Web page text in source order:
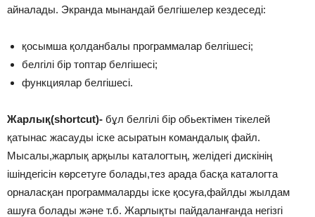
айналады. Экранда мынандай белгішелер кездеседі:
қосымша қолданбалы программалар белгішесі;
белгілі бір топтар белгішесі;
функциялар белгішесі.
Жарлық(shortcut)- бұл белгілі бір обьектімен тікелей
қатынас жасауды іске асыратын командалық файл.
Мысалы,жарлық арқылы каталогтың, желідегі дискінің
ішіндегісін көрсетуге болады,тез арада басқа каталогта
орналасқан программаларды іске қосуға,файлды жылдам
ашуға болады және т.б. Жарлықты пайдаланғанда негізгі